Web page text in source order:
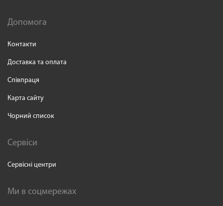
Допомога
Контакти
Доставка та оплата
Співпраця
Карта сайту
Чорний список
Сервіси
Сервісні центри
Ми в соцмережах